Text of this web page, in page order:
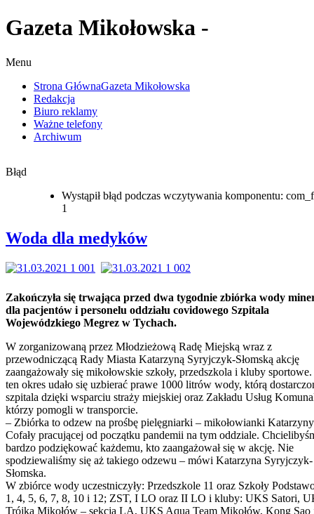
Gazeta Mikołowska -
Menu
Strona GłównaGazeta Mikołowska
Redakcja
Biuro reklamy
Ważne telefony
Archiwum
Błąd
Wystąpił błąd podczas wczytywania komponentu:
1
Woda dla medyków
Zakończyła się trwająca przed dwa tygodnie zbiórka wody
dla pacjentów i personelu oddziału covidowego Szpitala
Wojewódzkiego Megrez w Tychach.
W zorganizowaną przez Młodzieżową Radę Miejską wraz z
przewodniczącą Rady Miasta Katarzyną Syryjczyk-Słomską akcję
zaangażowały się mikołowskie szkoły, przedszkola i kluby sportowe.
ten okres udało się uzbierać prawe 1000 litrów wody, którą
szpitala dzięki wsparciu straży miejskiej oraz Zakładu Usług
którzy pomogli w transporcie.
– Zbiórka to odzew na prośbę pielęgniarki – mikołowianki Katarzyny
Cofały pracującej od początku pandemii na tym oddziale.
bardzo podziękować każdemu, kto zaangażował się w akcję. Nie
spodziewaliśmy się aż takiego odzewu – mówi Katarzyna Syryjczyk-
Słomska.
W zbiórce wody uczestniczyły: Przedszkole 11 oraz Szkoły
1, 4, 5, 6, 7, 8, 10 i 12; ZST, I LO oraz II LO i kluby: UKS Satori,
Trójka Mikołów – sekcja LA, UKS Aqua Team Mikołów, Kong